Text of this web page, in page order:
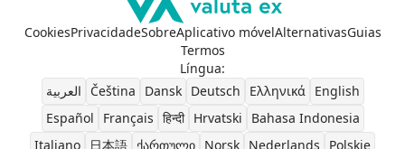
CookiesPrivacidadeSobreAplicativo móvelAlternativasGuias
Termos
Língua:
العربية
Čeština Dansk Deutsch Ελληνικά
English
Español
Français हिन्दी Hrvatski
Bahasa Indonesia
Italiano
日本語 ქართული Norsk Nederlands Polskie